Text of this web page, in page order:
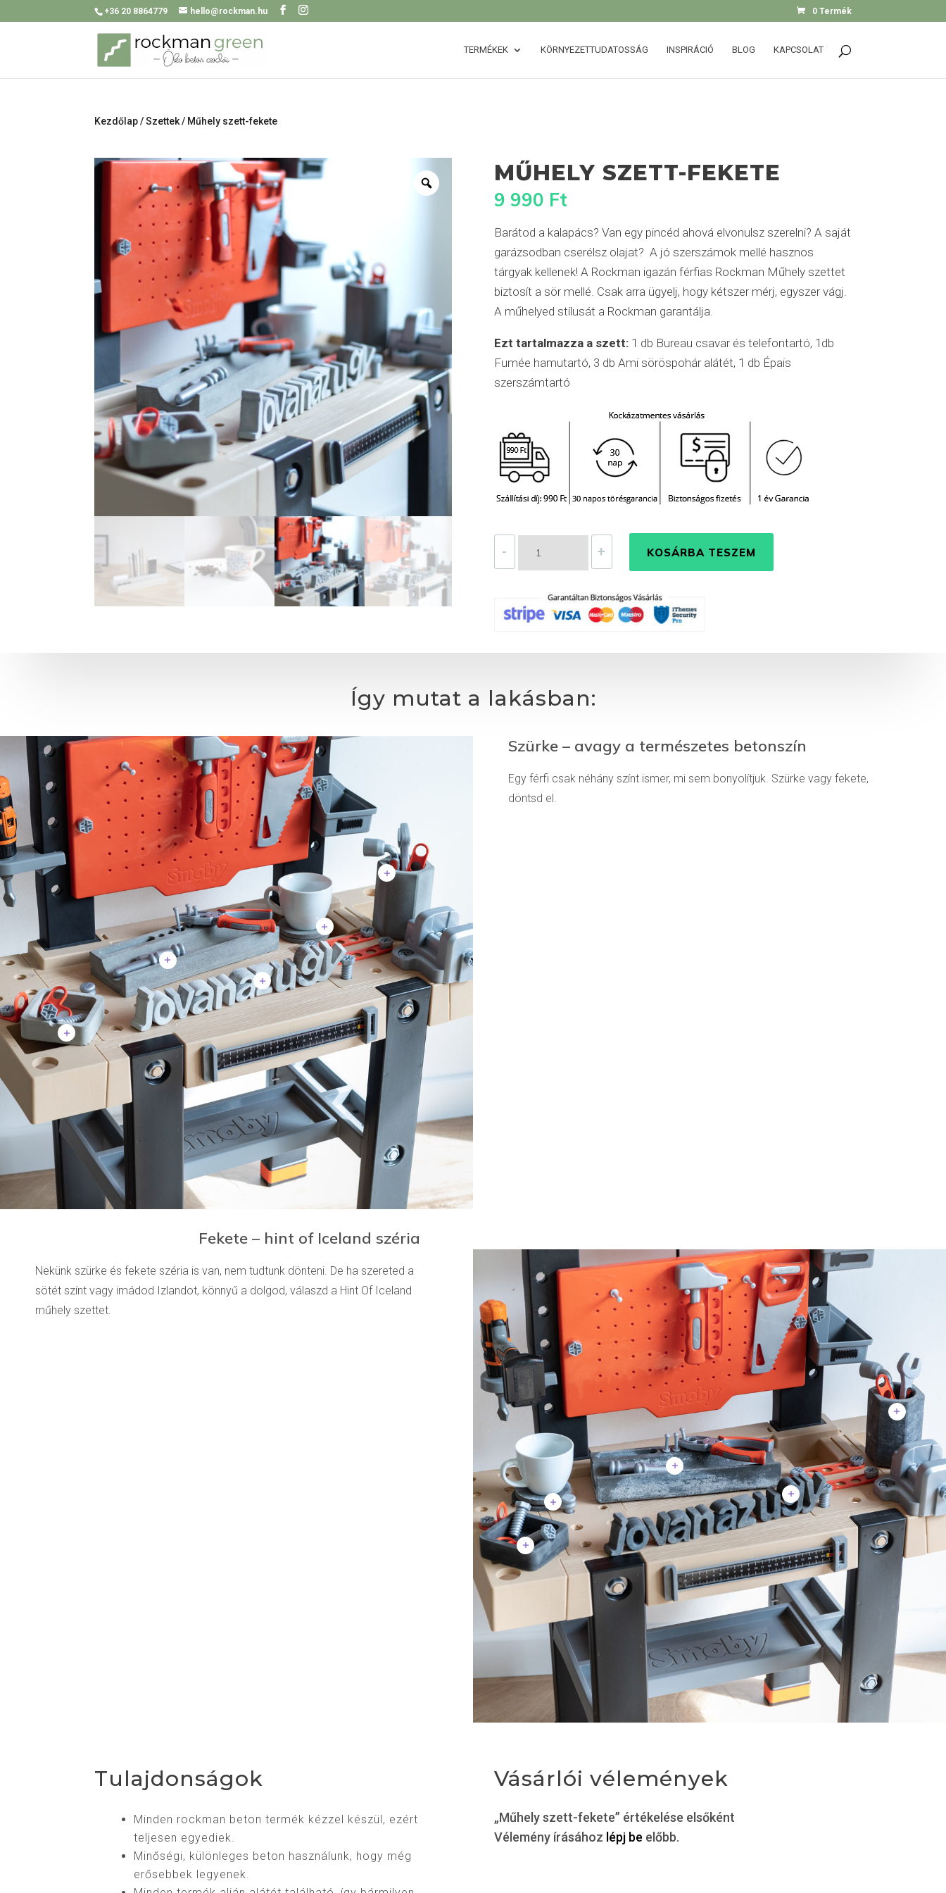
+36 20 8864779 hello@rockman.hu 0 Termék
TERMÉKEK KÖRNYEZETTUDATOSSÁG INSPIRÁCIÓ BLOG KAPCSOLAT
Kezdőlap/Szettek/ Műhely szett-fekete
MŰHELY SZETT-FEKETE
9 990 Ft
Barátod a kalapács? Van egy pincéd ahová elvonulsz szerelni? A saját
garázsodban cserélsz olajat? A jó szerszámok mellé hasznos
tárgyak kellenek! A Rockman igazán férfias Rockman Műhely szettet
biztosít a sör mellé. Csak arra ügyelj, hogy kétszer mérj, egyszer vágj.
A műhelyed stílusát a Rockman garantálja.
Ezt tartalmazza a szett:1 db Bureau csavar és telefontartó, 1db
Fumée hamutartó, 3 db Ami söröspohár alátét, 1 db Épais
szerszámtartó
-
Műhely
szett-
fekete
mennyiség
+ KOSÁRBA TESZEM
Így mutat a lakásban:
Szürke – avagy a természetes betonszín
Egy férfi csak néhány színt ismer, mi sem bonyolítjuk. Szürke vagy fekete,
döntsd el.
Fekete – hint of Iceland széria
Nekünk szürke és fekete széria is van, nem tudtunk dönteni. De ha szereted a
sötét színt vagy imádod Izlandot, könnyű a dolgod, válaszd a Hint Of Iceland
műhely szettet.
Tulajdonságok
Minden rockman beton termék kézzel készül, ezért
teljesen egyediek.
Minőségi, különleges beton használunk, hogy még
erősebbek legyenek.
Vásárlói vélemények
„Műhely szett-fekete” értékelése elsőként
Vélemény írásához lépj be előbb.